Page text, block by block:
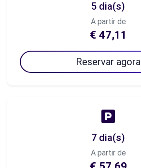
5 dia(s)
A partir de
€ 47,11
Reservar agora
7 dia(s)
A partir de